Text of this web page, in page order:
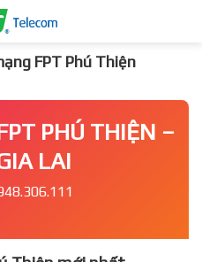
FPT Phú Thiện
PHÚ THIỆN –
LAI